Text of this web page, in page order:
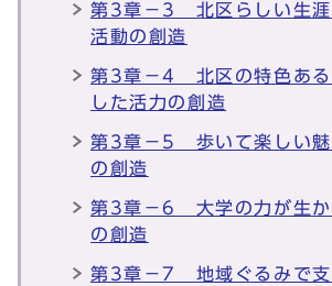
第3章－3 北区らしい生涯
活動の創造
第3章－4 北区の特色ある
した活力の創造
第3章－5 歩いて楽しい魅
の創造
第3章－6 大学の力が生か
の創造
第3章－7 地域ぐるみで支